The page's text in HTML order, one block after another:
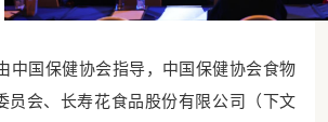
中国保健协会指导，中国保健协会食物
员会、长寿花食品股份有限公司（下文